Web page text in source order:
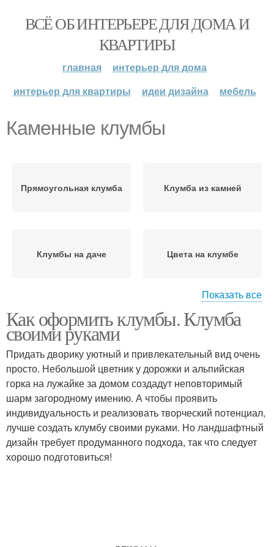
ВСЁ ОБ ИНТЕРЬЕРЕ ДЛЯ ДОМА И
КВАРТИРЫ
главная
интерьер для дома
интерьер для квартиры
идеи дизайна мебель
Каменные клумбы
Прямоугольная клумба Клумба из камней
Клумбы на даче Цвета на клумбе
Клумбы на дачном
участке
Декоративные клумбы
Показать все
Как оформить клумбы. Клумба
своими руками
Придать дворику уютный и привлекательный вид очень
просто. Небольшой цветник у дорожки и альпийская
горка на лужайке за домом создадут неповторимый
шарм загородному имению. А чтобы проявить
индивидуальность и реализовать творческий потенциал,
лучше создать клумбу своими руками. Но ландшафтный
дизайн требует продуманного подхода, так что следует
хорошо подготовиться!